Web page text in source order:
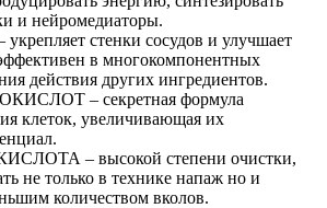
и нейромедиаторы.
стенки сосудов и улучшает
в многокомпонентных
действия других ингредиентов.
– секретная формула
клеток, увеличивающая их
– высокой степени очистки,
не только в технике напаж но и
количеством вколов.